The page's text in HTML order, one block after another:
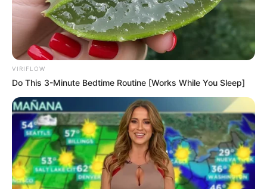
Menonton film Thailand yang bergenre romansa memang cukup
membuat ketagihan.
Ceritanya yang membuat baper serta didukung oleh pemeran yang
memiliki visual menawan tentu akan membuat penonton tak bosan
melihatnya.
VIRIFLOW
Do This 3-Minute Bedtime Routine [Works While You Sleep]